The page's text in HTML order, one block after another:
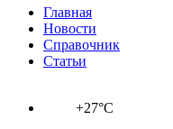
Главная
Новости
Справочник
Статьи
+27°C